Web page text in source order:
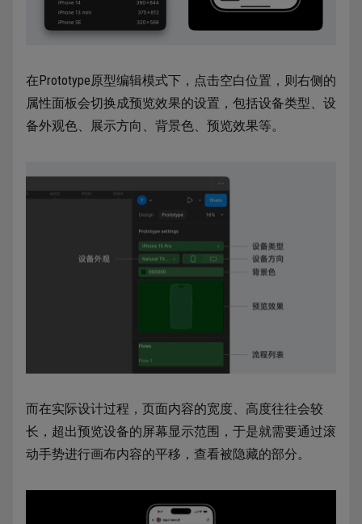
在Prototype原型编辑模式下，点击空白位置，则右侧的
属性面板会切换成预览效果的设置，包括设备类型、设
备外观色、展示方向、背景色、预览效果等。
而在实际设计过程，页面内容的宽度、高度往往会较
长，超出预览设备的屏幕显示范围，于是就需要通过滚
动手势进行画布内容的平移，查看被隐藏的部分。